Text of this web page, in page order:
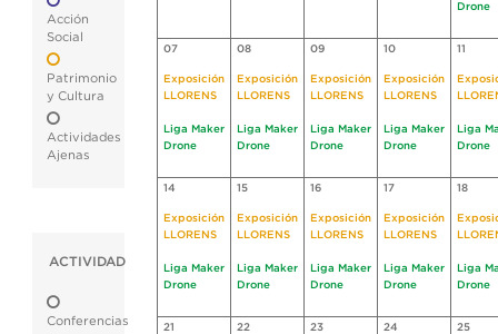
Acción
Social
Patrimonio
y Cultura
Actividades
Ajenas
ACTIVIDAD
Conferencias
Drone
07
Exposición
LLORENS
Liga Maker
Drone
08
Exposición
LLORENS
Liga Maker
Drone
09
Exposición
LLORENS
Liga Maker
Drone
10
Exposición
LLORENS
Liga Maker
Drone
11
Liga
Drone
14
Exposición
LLORENS
Liga Maker
Drone
15
Exposición
LLORENS
Liga Maker
Drone
16
Exposición
LLORENS
Liga Maker
Drone
17
Exposición
LLORENS
Liga Maker
Drone
18
Liga
Drone
21 22 23 24 25